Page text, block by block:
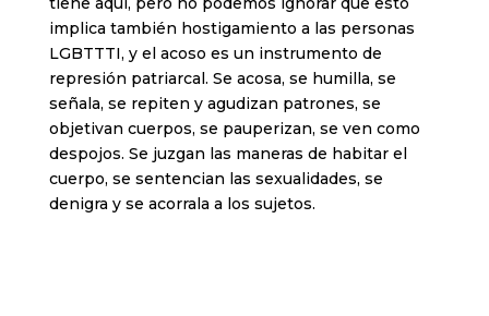
implica también hostigamiento a las personas
LGBTTTI, y el acoso es un instrumento de
represión patriarcal. Se acosa, se humilla, se
señala, se repiten y agudizan patrones, se
objetivan cuerpos, se pauperizan, se ven como
despojos. Se juzgan las maneras de habitar el
cuerpo, se sentencian las sexualidades, se
denigra y se acorrala a los sujetos.